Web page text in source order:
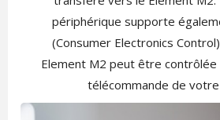
périphérique supporte
(Consumer Electronics
Element M2 peut être
télécommande de